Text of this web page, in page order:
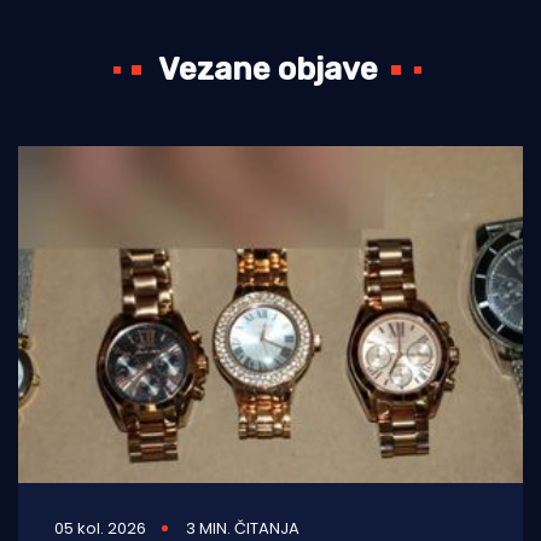
Vezane objave
05 kol. 2026 3 MIN. ČITANJA